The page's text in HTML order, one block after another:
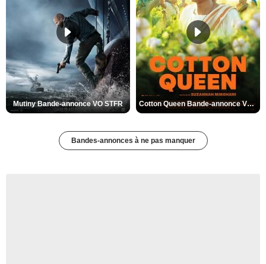
Mutiny Bande-annonce VO STFR Cotton Queen Bande-annonce VO STFR
Bandes-annonces à ne pas manquer